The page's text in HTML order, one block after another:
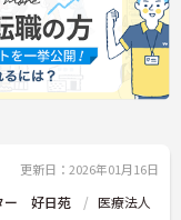
更新日：2026年01月16日
ー 好日苑
医療法人